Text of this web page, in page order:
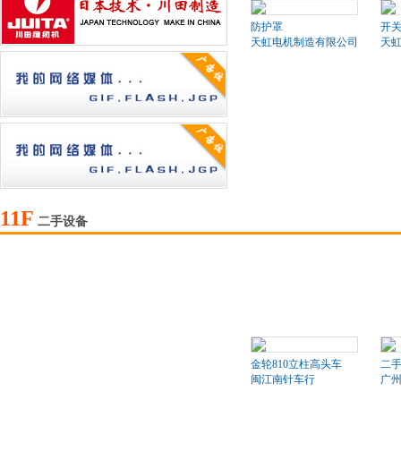
防护罩
天虹电机制造有限公司
开关
天
11F 二手设备
金轮810立柱高头车
闽江南针车行
二
广